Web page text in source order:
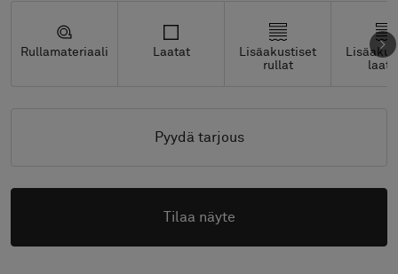
Rullamateriaali Laatat
Lisäakustiset
rullat
Pyydä tarjous
Tilaa näyte